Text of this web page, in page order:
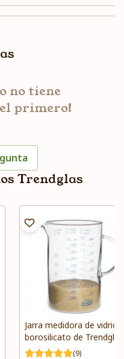
no tiene
primero!
Trendglas
Jarra medidora de vidrio
borosilicato de Trendglas
(9)